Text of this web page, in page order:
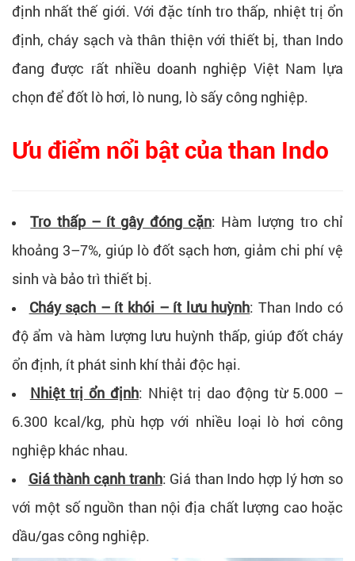
định nhất thế giới. Với đặc tính tro thấp, nhiệt trị ổn
định, cháy sạch và thân thiện với thiết bị, than Indo
đang được rất nhiều doanh nghiệp Việt Nam lựa
chọn để đốt lò hơi, lò nung, lò sấy công nghiệp.
Ưu điểm nổi bật của than Indo
Tro thấp – ít gây đóng cặn: Hàm lượng tro chỉ
khoảng 3–7%, giúp lò đốt sạch hơn, giảm chi phí vệ
sinh và bảo trì thiết bị.
Cháy sạch – ít khói – ít lưu huỳnh: Than Indo có
độ ẩm và hàm lượng lưu huỳnh thấp, giúp đốt cháy
ổn định, ít phát sinh khí thải độc hại.
Nhiệt trị ổn định: Nhiệt trị dao động từ 5.000 –
6.300 kcal/kg, phù hợp với nhiều loại lò hơi công
nghiệp khác nhau.
Giá thành cạnh tranh: Giá than Indo hợp lý hơn so
với một số nguồn than nội địa chất lượng cao hoặc
dầu/gas công nghiệp.